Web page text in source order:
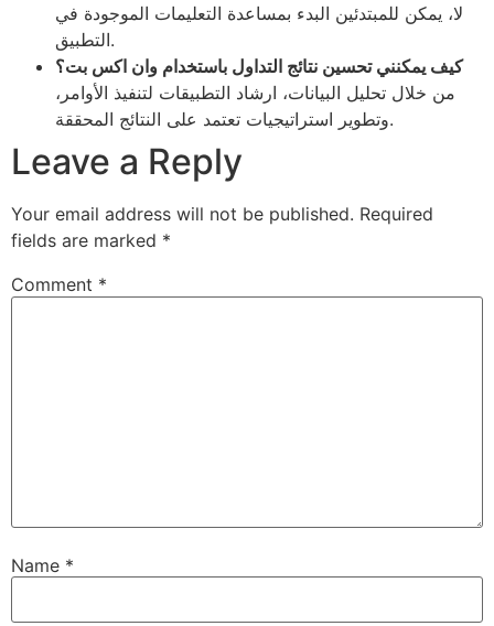
لا، يمكن للمبتدئين البدء بمساعدة التعليمات الموجودة في
التطبيق.
كيف يمكنني تحسين نتائج التداول باستخدام وان اكس بت؟
من خلال تحليل البيانات، ارشاد التطبيقات لتنفيذ الأوامر،
وتطوير استراتيجيات تعتمد على النتائج المحققة.
Leave a Reply
Your email address will not be published. Required
fields are marked *
Comment *
Name *